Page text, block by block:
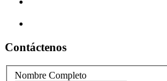
Contáctenos
Nombre Completo